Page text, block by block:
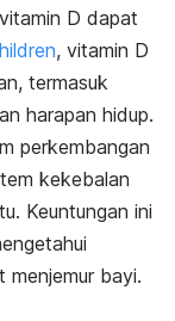
D dapat
, vitamin D
termasuk
harapan hidup.
perkembangan
kekebalan
Keuntungan ini
bayi.